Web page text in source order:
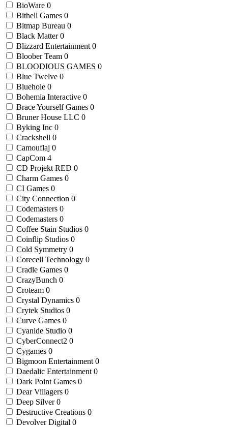
BioWare 0
Bithell Games 0
Bitmap Bureau 0
Black Matter 0
Blizzard Entertainment 0
Bloober Team 0
BLOODIOUS GAMES 0
Blue Twelve 0
Bluehole 0
Bohemia Interactive 0
Brace Yourself Games 0
Bruner House LLC 0
Byking Inc 0
Crackshell 0
Camouflaj 0
CapCom 4
CD Projekt RED 0
Charm Games 0
CI Games 0
City Connection 0
Codemasters 0
Codemasters 0
Coffee Stain Studios 0
Coinflip Studios 0
Cold Symmetry 0
Corecell Technology 0
Cradle Games 0
CrazyBunch 0
Croteam 0
Crystal Dynamics 0
Crytek Studios 0
Curve Games 0
Cyanide Studio 0
CyberConnect2 0
Cygames 0
Bigmoon Entertainment 0
Daedalic Entertainment 0
Dark Point Games 0
Dear Villagers 0
Deep Silver 0
Destructive Creations 0
Devolver Digital 0